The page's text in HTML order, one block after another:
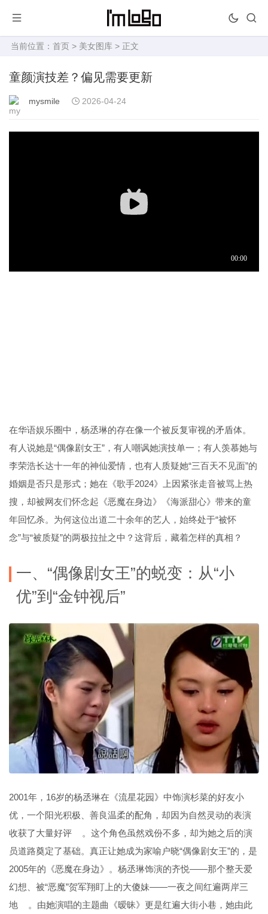
当前位置： 首页 > 美女图库 > 正文
童颜演技差？偏见需要更新
mysmile 2026-04-24
在华语娱乐圈中，杨丞琳的存在像一个被反复审视的矛盾体。
有人说她是“偶像剧女王”，有人嘲讽她演技单一；有人羡慕她与
李荣浩长达十一年的神仙爱情，也有人质疑她“三百天不见面”的
婚姻是否只是形式；她在《歌手2024》上因紧张走音被骂上热
搜，却被网友们怀念起《恶魔在身边》《海派甜心》带来的童
年回忆杀。为何这位出道二十余年的艺人，始终处于“被怀
念”与“被质疑”的两极拉扯之中？这背后，藏着怎样的真相？
一、“偶像剧女王”的蜕变：从“小
优”到“金钟视后”
2001年，16岁的杨丞琳在《流星花园》中饰演杉菜的好友小
优，一个阳光积极、善良温柔的配角，却因为自然灵动的表演
收获了大量好评
。这个角色虽然戏份不多，却为她之后的演
员道路奠定了基础。真正让她成为家喻户晓“偶像剧女王”的，是
2005年的《恶魔在身边》。杨丞琳饰演的齐悦——那个整天爱
幻想、被“恶魔”贺军翔盯上的大傻妹——一夜之间红遍两岸三
地
。由她演唱的主题曲《暧昧》更是红遍大街小巷，她由此